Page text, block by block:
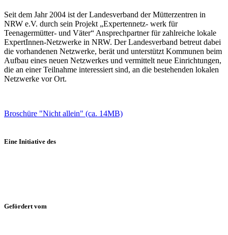
Seit dem Jahr 2004 ist der Landesverband der Mütterzentren in
NRW e.V. durch sein Projekt „Expertennetz- werk für
Teenagermütter- und Väter“ Ansprechpartner für zahlreiche lokale
ExpertInnen-Netzwerke in NRW. Der Landesverband betreut dabei
die vorhandenen Netzwerke, berät und unterstützt Kommunen beim
Aufbau eines neuen Netzwerkes und vermittelt neue Einrichtungen,
die an einer Teilnahme interessiert sind, an die bestehenden lokalen
Netzwerke vor Ort.
Broschüre "Nicht allein" (ca. 14MB)
Eine Initiative des
Gefördert vom